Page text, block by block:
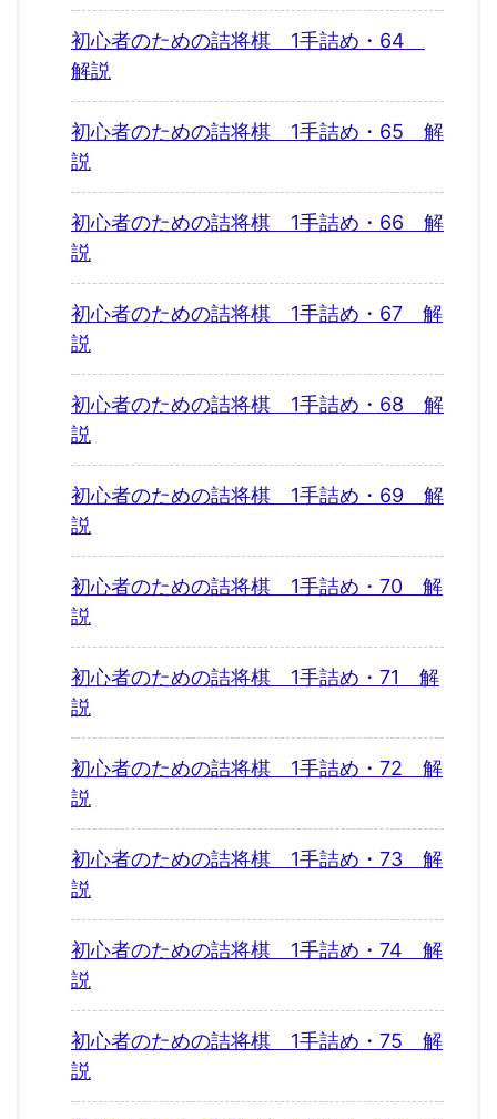
初心者のための詰将棋 1手詰め・64
解説
初心者のための詰将棋 1手詰め・65 解
説
初心者のための詰将棋 1手詰め・66 解
説
初心者のための詰将棋 1手詰め・67 解
説
初心者のための詰将棋 1手詰め・68 解
説
初心者のための詰将棋 1手詰め・69 解
説
初心者のための詰将棋 1手詰め・70 解
説
初心者のための詰将棋 1手詰め・71 解
説
初心者のための詰将棋 1手詰め・72 解
説
初心者のための詰将棋 1手詰め・73 解
説
初心者のための詰将棋 1手詰め・74 解
説
初心者のための詰将棋 1手詰め・75 解
説